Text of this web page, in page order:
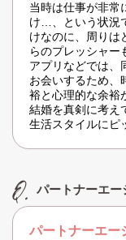
当時は仕事が非常
け…、という状況
けなのに、周りは
らのプレッシャー
アプリなどでは、
お会いするため、
裕と心理的な余裕
結婚を真剣に考え
生活スタイルにピ
パートナーエー
パートナーエー